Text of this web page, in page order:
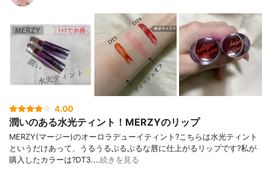
4.00
潤いのある水光ティント！MERZYのリップ
MERZY(マージー)のオーロラデューイティント?こちらは水光ティント
というだけあって、うるうるぷるぷるな唇に仕上がるリップです?私が
購入したカラーは?DT3.…続きを見る